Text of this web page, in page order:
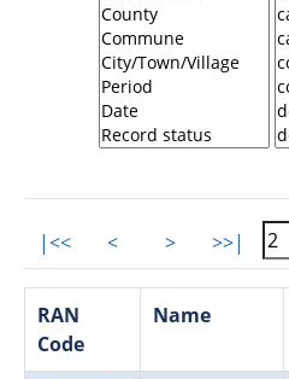
|<< < > >>|
RAN
Code
Name